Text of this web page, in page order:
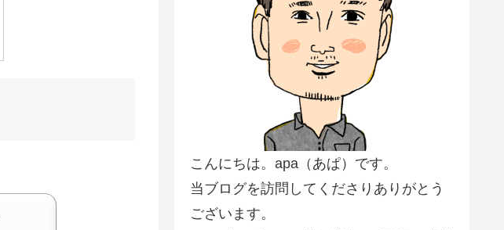
こんにちは。apa（あぱ）です。
当ブログを訪問してくださりありがとう
ございます。